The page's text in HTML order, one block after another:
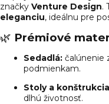
značky Venture Design.
eleganciu, ideálnu pre
🌿 Prémiové
Sedadlá: čalúnenie
podmienkam.
Stoly a
dlhú životnosť.